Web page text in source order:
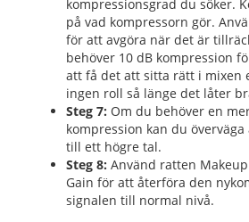
kompressionsgrad du söker.
på vad kompressorn gör.
för att avgöra när det är
behöver 10 dB kompression
att få det att sitta rätt i mixen
ingen roll så länge det låter
Steg 7: Om du behöver en
kompression kan du
till ett högre tal.
Steg 8: Använd ratten
Gain för att återföra den
signalen till normal nivå.